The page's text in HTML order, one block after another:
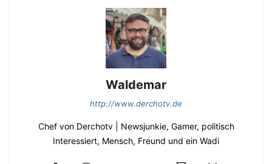
Waldemar
http://www.derchotv.de
Chef von Derchotv | Newsjunkie, Gamer, politisch
Interessiert, Mensch, Freund und ein Wadi